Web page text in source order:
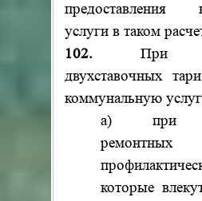
предоставления
услуги в таком
102. При
двухставочных
коммунальную
а) при
которые